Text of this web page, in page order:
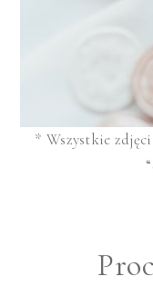
* Wszystkie